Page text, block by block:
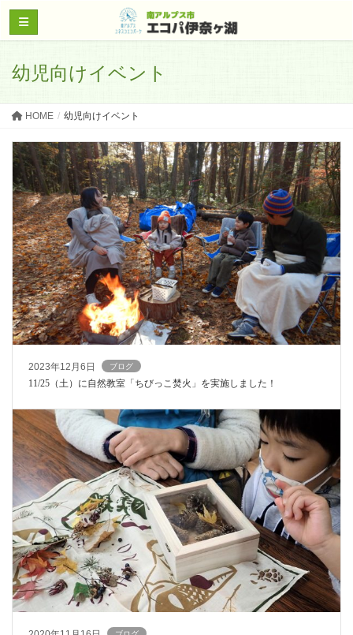
幼児向けイベント
HOME 幼児向けイベント
2023年12月6日 ブログ
11/25（土）に自然教室「ちびっこ焚火」を実施しました！